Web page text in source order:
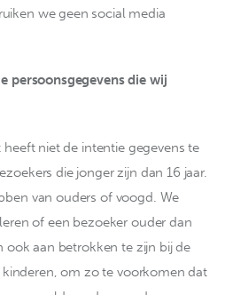
we geen social media
persoonsgegevens die wij
niet de intentie gegevens te
die jonger zijn dan 16 jaar.
van ouders of voogd. We
of een bezoeker ouder dan
ook aan betrokken te zijn bij de
om zo te voorkomen dat